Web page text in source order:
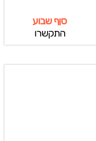
סןף שבוע
התקשרו